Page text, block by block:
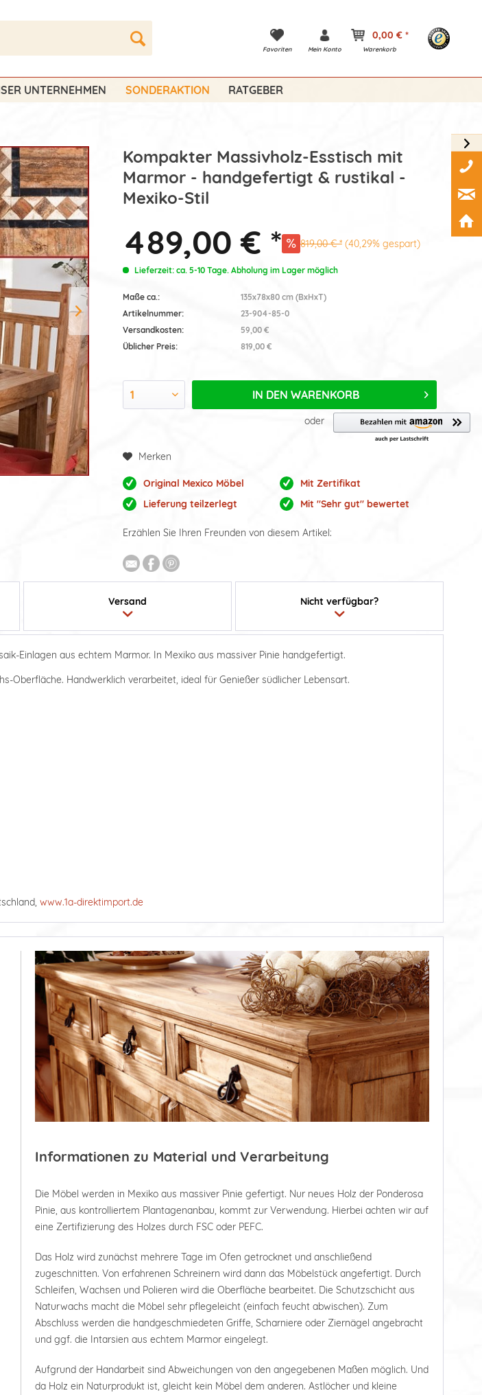
Favoriten Mein Konto
0,00 € *
Warenkorb
UNTERNEHMEN SONDERAKTION RATGEBER
Kompakter Massivholz-Esstisch mit
Marmor - handgefertigt & rustikal -
Mexiko-Stil
489,00 € * 819,00 € * (40,29% gespart)
Lieferzeit: ca. 5-10 Tage. Abholung im Lager möglich
Maße ca.:
135x78x80 cm (BxHxT)
Artikelnummer:
23-904-85-0
Versandkosten:
59,00 €
Üblicher Preis:
819,00 €
IN DEN WARENKORB
oder
Merken
Original Mexico Möbel
Mit Zertifikat
Lieferung teilzerlegt
Mit "Sehr gut" bewertet
Erzählen Sie Ihren Freunden von diesem Artikel:
Versand Nicht verfügbar?
Einlagen aus echtem Marmor. In Mexiko aus massiver Pinie handgefertigt.
Oberfläche. Handwerklich verarbeitet, ideal für Genießer südlicher Lebensart.
www.1a-direktimport.de
Informationen zu Material und Verarbeitung
Die Möbel werden in Mexiko aus massiver Pinie gefertigt. Nur neues Holz der Ponderosa
Pinie, aus kontrolliertem Plantagenanbau, kommt zur Verwendung. Hierbei achten wir auf
eine Zertifizierung des Holzes durch FSC oder PEFC.
Das Holz wird zunächst mehrere Tage im Ofen getrocknet und anschließend
zugeschnitten. Von erfahrenen Schreinern wird dann das Möbelstück angefertigt. Durch
Schleifen, Wachsen und Polieren wird die Oberfläche bearbeitet. Die Schutzschicht aus
Naturwachs macht die Möbel sehr pflegeleicht (einfach feucht abwischen). Zum
Abschluss werden die handgeschmiedeten Griffe, Scharniere oder Ziernägel angebracht
und ggf. die Intarsien aus echtem Marmor eingelegt.
Aufgrund der Handarbeit sind Abweichungen von den angegebenen Maßen möglich. Und
da Holz ein Naturprodukt ist, gleicht kein Möbel dem anderen. Astlöcher und kleine